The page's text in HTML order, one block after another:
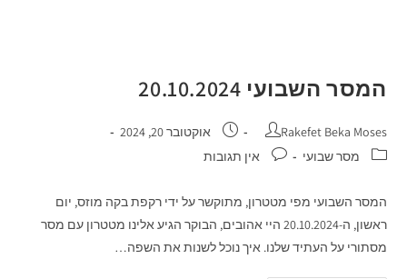
המסר השבועי 20.10.2024
Rakefet Beka Moses
אוקטובר 20, 2024
מסר שבועי
אין תגובות
המסר השבועי מפי מטטרון, מתוקשר על ידי רקפת בקה מוזס, יום
ראשון, ה-20.10.2024 היי אהובים, הבוקר הגיע אלינו מטטרון עם מסר
מסתורי על העתיד שלנו. איך נוכל לשנות את השפה…